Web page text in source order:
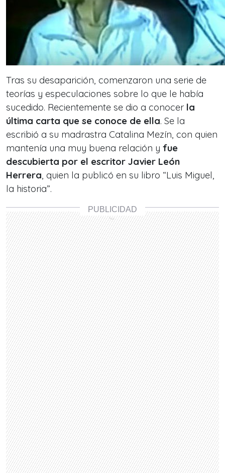
Tras su desaparición, comenzaron una serie de
teorías y especulaciones sobre lo que le había
sucedido. Recientemente se dio a conocer la
última carta que se conoce de ella. Se la
escribió a su madrastra Catalina Mezín, con quien
mantenía una muy buena relación y fue
descubierta por el escritor Javier León
Herrera, quien la publicó en su libro “Luis Miguel,
la historia”.